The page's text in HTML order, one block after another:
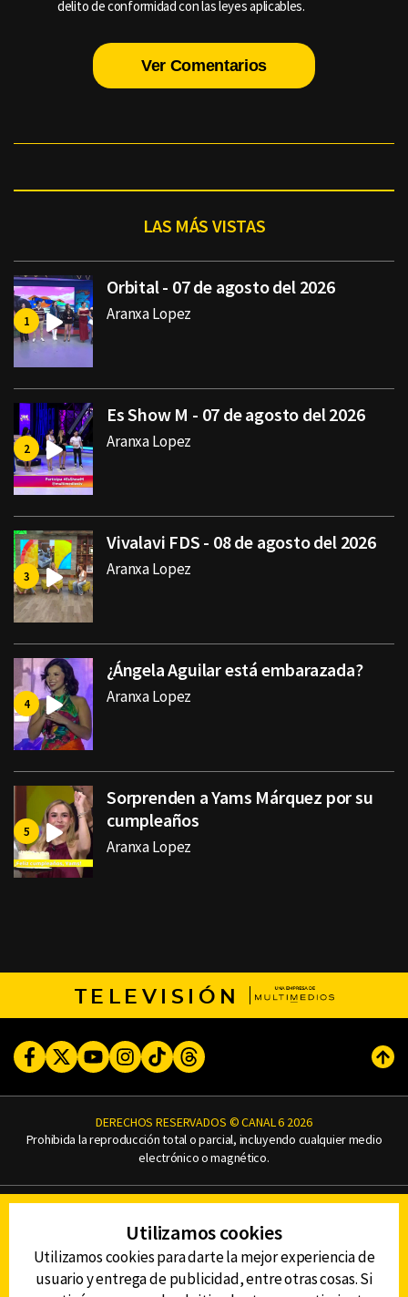
delito de conformidad con las leyes aplicables.
Ver Comentarios
LAS MÁS VISTAS
Orbital - 07 de agosto del 2026
Aranxa Lopez
Es Show M - 07 de agosto del 2026
Aranxa Lopez
Vivalavi FDS - 08 de agosto del 2026
Aranxa Lopez
¿Ángela Aguilar está embarazada?
Aranxa Lopez
Sorprenden a Yams Márquez por su
cumpleaños
Aranxa Lopez
TELEVISIÓN
FacebookTwitterYoutubeInstagram
TikTokThreads
DERECHOS RESERVADOS © CANAL 6 2026
Prohibida la reproducción total o parcial, incluyendo cualquier medio
electrónico o magnético.
AVISO DE PRIVACIDAD
AVISO LEGAL
DEFENSORÍA DE LAS AUDIENCIAS
Utilizamos cookies
Utilizamos cookies para darte la mejor experiencia de
usuario y entrega de publicidad, entre otras cosas. Si